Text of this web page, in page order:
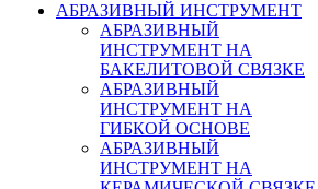
АБРАЗИВНЫЙ ИНСТРУМЕНТ
АБРАЗИВНЫЙ
ИНСТРУМЕНТ НА
БАКЕЛИТОВОЙ СВЯЗКЕ
АБРАЗИВНЫЙ
ИНСТРУМЕНТ НА
ГИБКОЙ ОСНОВЕ
АБРАЗИВНЫЙ
ИНСТРУМЕНТ НА